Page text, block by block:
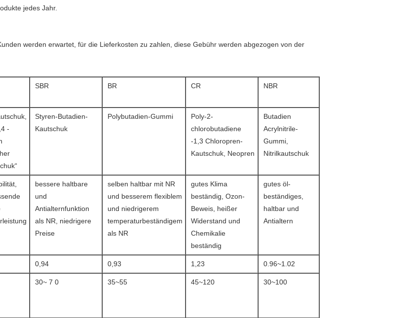
jedes Jahr.
werden erwartet, für die Lieferkosten zu zahlen, diese Gebühr werden abgezogen von der
SBR BR CR NBR
-
Styren-Butadien-
Kautschuk
Polybutadien-Gummi
Poly-2-
chlorobutadiene
-1,3 Chloropren-
Kautschuk, Neopren
Butadien
Acrylnitrile-
Gummi,
Nitrilkautschuk
bessere haltbare
und
Antialternfunktion
als NR, niedrigere
Preise
selben haltbar mit NR
und besserem flexiblem
und niedrigerem
temperaturbeständigem
als NR
gutes Klima
beständig, Ozon-
Beweis, heißer
Widerstand und
Chemikalie
beständig
gutes öl-
beständiges,
haltbar und
Antialtern
0,94 0,93 1,23 0.96~1.02
30~ 7 0 35~55 45~120 30~100